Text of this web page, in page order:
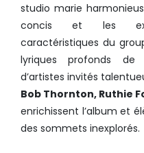
studio marie
concis et les
caractéristiques du
lyriques profonds de
d’artistes invités
Bob Thornton, Ruthie
enrichissent l’album et
des sommets inexplorés.